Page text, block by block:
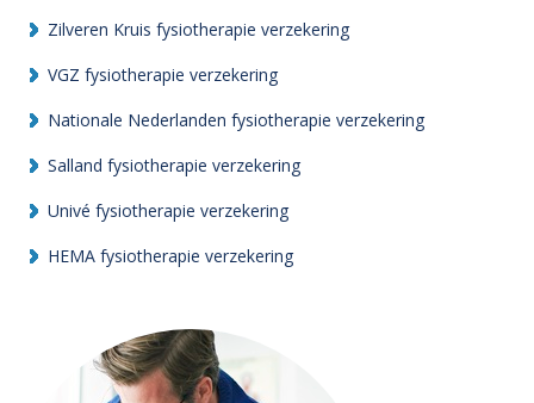
Zilveren Kruis fysiotherapie verzekering
VGZ fysiotherapie verzekering
Nationale Nederlanden fysiotherapie verzekering
Salland fysiotherapie verzekering
Univé fysiotherapie verzekering
HEMA fysiotherapie verzekering